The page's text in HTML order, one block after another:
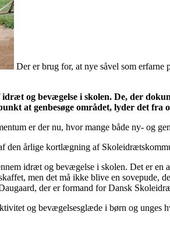
Der er brug for, at nye såvel som
og bevægelse i skolen. De, der
at genbesøge området, lyder det fra
er der nu, hvor mange både ny- og
den årlige kortlægning af
idræt og bevægelse i skolen. Det er en
men det må ikke blive en sovepude,
der er formand for Dansk
og bevægelsesglæde i børn og